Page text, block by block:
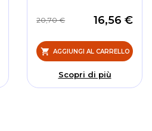
16,56 €
20,70 €
AGGIUNGI AL CARRELLO
Scopri di più